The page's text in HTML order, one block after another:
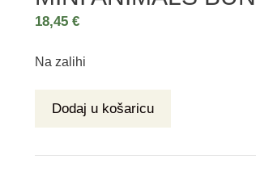
18,45€
Na zalihi
Dodaj u košaricu